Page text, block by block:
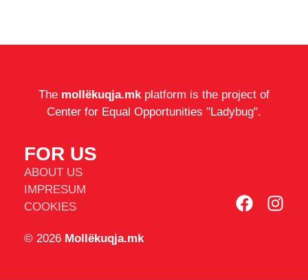
The mollëkuqja.mkplatform is the project of
Center for Equal Opportunities "Ladybug".
FOR US
ABOUT US
IMPRESUM
COOKIES
© 2026 Mollëkuqja.mk